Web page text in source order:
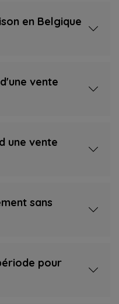
en Belgique
vente
une vente
sans
pour